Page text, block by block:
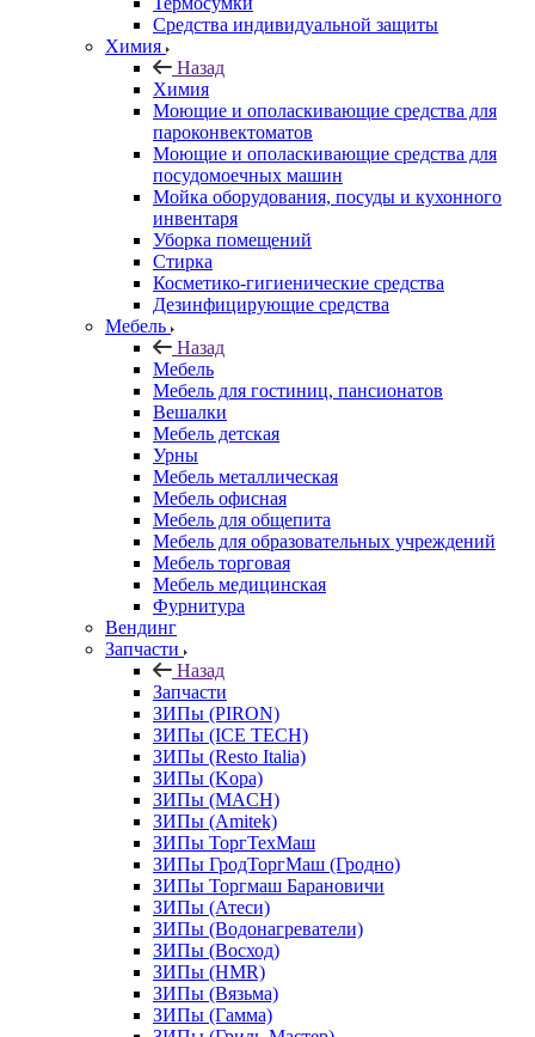
Средства индивидуальной защиты
Химия
Назад
Химия
Моющие и ополаскивающие средства для
пароконвектоматов
Моющие и ополаскивающие средства для
посудомоечных машин
Мойка оборудования, посуды и кухонного
инвентаря
Уборка помещений
Стирка
Косметико-гигиенические средства
Дезинфицирующие средства
Мебель
Назад
Мебель
Мебель для гостиниц, пансионатов
Вешалки
Мебель детская
Урны
Мебель металлическая
Мебель офисная
Мебель для общепита
Мебель для образовательных учреждений
Мебель торговая
Мебель медицинская
Фурнитура
Вендинг
Запчасти
Назад
Запчасти
ЗИПы (PIRON)
ЗИПы (ICE TECH)
ЗИПы (Resto Italia)
ЗИПы (Kopa)
ЗИПы (MACH)
ЗИПы (Amitek)
ЗИПы ТоргТехМаш
ЗИПы ГродТоргМаш (Гродно)
ЗИПы Торгмаш Барановичи
ЗИПы (Атеси)
ЗИПы (Водонагреватели)
ЗИПы (Восход)
ЗИПы (HMR)
ЗИПы (Вязьма)
ЗИПы (Гамма)